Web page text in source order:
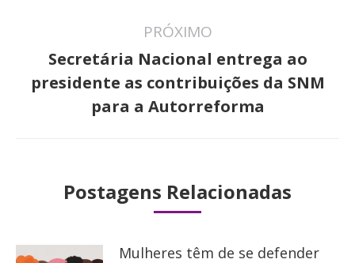
PRÓXIMO
Próximo
post:
Secretária Nacional entrega ao
presidente as contribuições da SNM
para a Autorreforma
Postagens Relacionadas
Mulheres têm de se defender